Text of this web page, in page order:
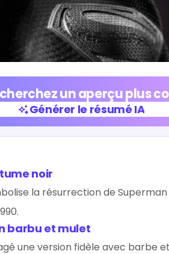
un aperçu plus
Générer le résumé IA
noir
la résurrection de
barbu et mulet
une version fidèle avec barbe